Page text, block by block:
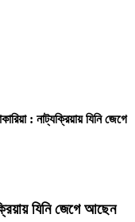
: নাট্যক্রিয়ায় যিনি জেগে
যিনি জেগে আছেন